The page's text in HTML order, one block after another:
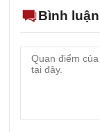
Bình luận